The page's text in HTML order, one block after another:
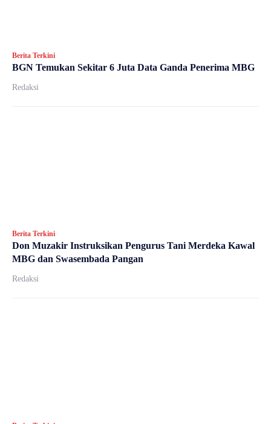
Berita Terkini
BGN Temukan Sekitar 6 Juta Data Ganda Penerima MBG
Redaksi
Berita Terkini
Don Muzakir Instruksikan Pengurus Tani Merdeka Kawal
MBG dan Swasembada Pangan
Redaksi